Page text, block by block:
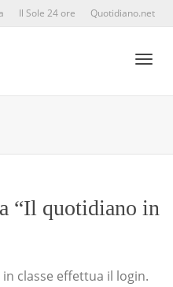
Il Sole 24 ore Quotidiano.net
“Il quotidiano in
classe effettua il login.